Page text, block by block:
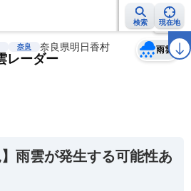
検索 現在地
地震情報 警報・注意報 2週間天気 ラ
奈良 奈良県明日香村
レーダー
雨雲
天気 台風
】雨雲が発生する可能性あ